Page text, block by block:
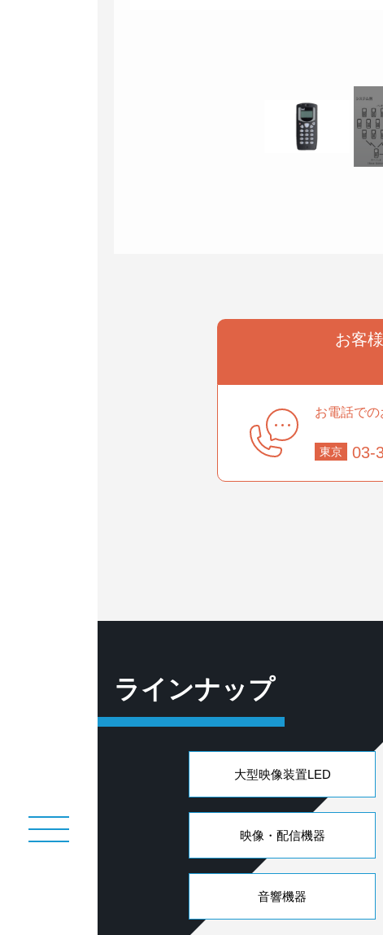
お客
お電話で
東京 03-
ラインナップ
大型映像装置LED
映像・配信機器
音響機器